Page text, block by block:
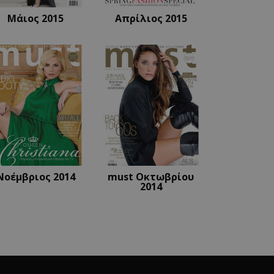
Μάιος 2015 Απρίλιος 2015
2014 must Οκτωβρίου
2014
από την υπηρεσία
απαραίτητο το
να λειτουργεί
να διατηρήσει
το διακομιστή.
που
για ένα
μεταβλητών
είναι ένας
ο τρόπος με
για τον
είναι η
για έναν
μεταβλητών
είναι ένας